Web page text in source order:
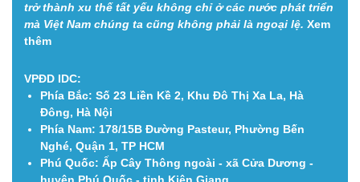
trở thành xu thế tất yếu không chỉ ở các nước phát triển
mà Việt Nam chúng ta cũng không phải là ngoại lệ. Xem
thêm
VPĐD IDC:
Phía Bắc: Số 23 Liền Kề 2, Khu Đô Thị Xa La, Hà
Đông, Hà Nội
Phía Nam: 178/15B Đường Pasteur, Phường Bến
Nghé, Quận 1, TP HCM
Phú Quốc: Ấp Cây Thông ngoài - xã Cửa Dương -